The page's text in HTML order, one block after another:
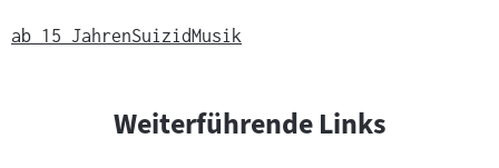
r
c
h
ab 15 JahrenSuizidMusik
Weiterführende Links